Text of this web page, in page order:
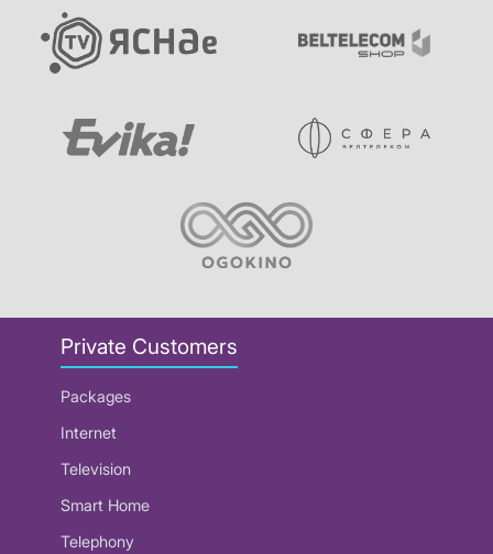
Private Customers
Packages
Internet
Television
Smart Home
Telephony